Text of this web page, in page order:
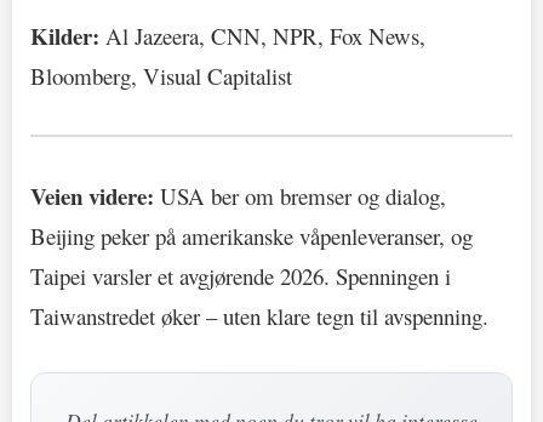
Kilder: Al Jazeera, CNN, NPR, Fox News,
Bloomberg, Visual Capitalist
Veien videre: USA ber om bremser og dialog,
Beijing peker på amerikanske våpenleveranser, og
Taipei varsler et avgjørende 2026. Spenningen i
Taiwanstredet øker – uten klare tegn til avspenning.